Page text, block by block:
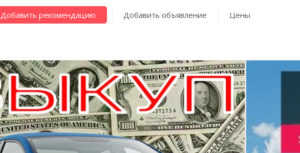
Добавить рекомендацию Добавить объявление Цены